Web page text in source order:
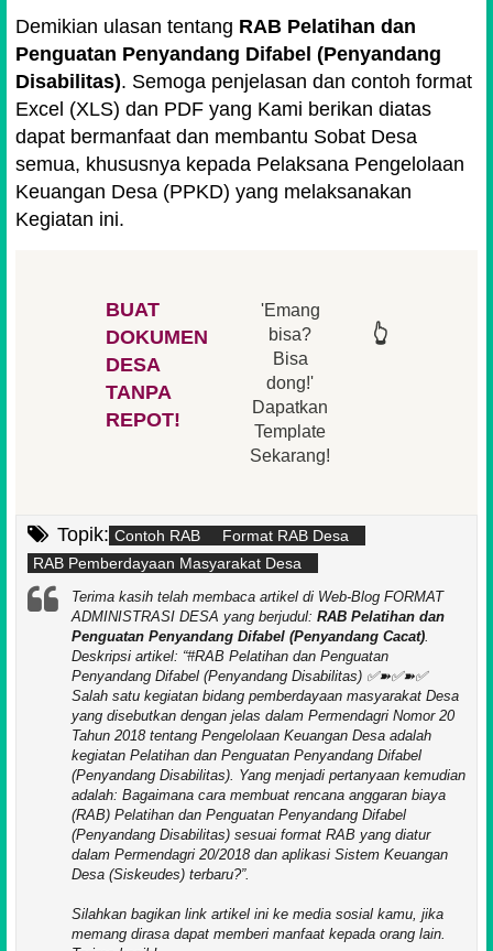
Demikian ulasan tentang RAB Pelatihan dan
Penguatan Penyandang Difabel (Penyandang
Disabilitas). Semoga penjelasan dan contoh format
Excel (XLS) dan PDF yang Kami berikan diatas
dapat bermanfaat dan membantu Sobat Desa
semua, khususnya kepada Pelaksana Pengelolaan
Keuangan Desa (PPKD) yang melaksanakan
Kegiatan ini.
BUAT
DOKUMEN
DESA
TANPA
REPOT!
'Emang
bisa?
Bisa
dong!'
Dapatkan
Template
Sekarang!
👆
Topik: Contoh RAB
Format RAB Desa
RAB Pemberdayaan Masyarakat Desa
Terima kasih telah membaca artikel di Web-Blog FORMAT
ADMINISTRASI DESA yang berjudul: RAB Pelatihan dan
Penguatan Penyandang Difabel (Penyandang Cacat)
Deskripsi artikel: #RAB Pelatihan dan Penguatan
Penyandang Difabel (Penyandang Disabilitas) ✅➽✅➽✅
Salah satu kegiatan bidang pemberdayaan masyarakat Desa
yang disebutkan dengan jelas dalam Permendagri Nomor 20
Tahun 2018 tentang Pengelolaan Keuangan Desa adalah
kegiatan Pelatihan dan Penguatan Penyandang Difabel
(Penyandang Disabilitas). Yang menjadi pertanyaan kemudian
adalah: Bagaimana cara membuat rencana anggaran biaya
(RAB) Pelatihan dan Penguatan Penyandang Difabel
(Penyandang Disabilitas) sesuai format RAB yang diatur
dalam Permendagri 20/2018 dan aplikasi Sistem Keuangan
Desa (Siskeudes) terbaru? .
Silahkan bagikan link artikel ini ke media sosial kamu, jika
memang dirasa dapat memberi manfaat kepada orang lain.